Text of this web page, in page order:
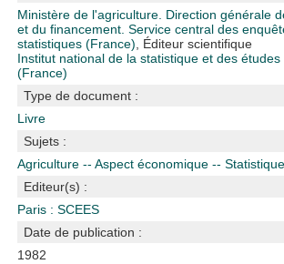
Ministère de l'agriculture. Direction générale
et du financement. Service central des
statistiques (France) , Éditeur scientifique
Institut national de la statistique et des
(France)
Type de document :
Livre
Sujets :
Agriculture -- Aspect économique --
Editeur(s) :
Paris : SCEES
Date de publication :
1982